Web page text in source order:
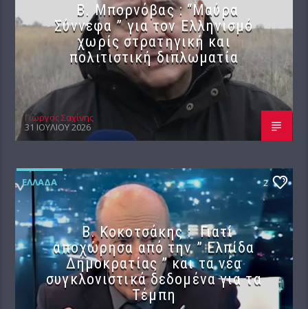
B. Μπορνόβας : “Μαύρα
Σύννεφα ” για τον Ελληνισμό
χωρίς στρατηγική και
πολιτιστική διπλωματία
Γιώργος Σαχίνης
31 ΙΟΥΛΊΟΥ 2026
ΕΛΛΆΔΑ 2
Β. Κοκοτσάκης : Γιατί
αποχώρησα από την ” Ελπίδα
Δημοκρατίας ” και τα νέα
συγκλονιστικά δεδομένα για τα
Τέμπη